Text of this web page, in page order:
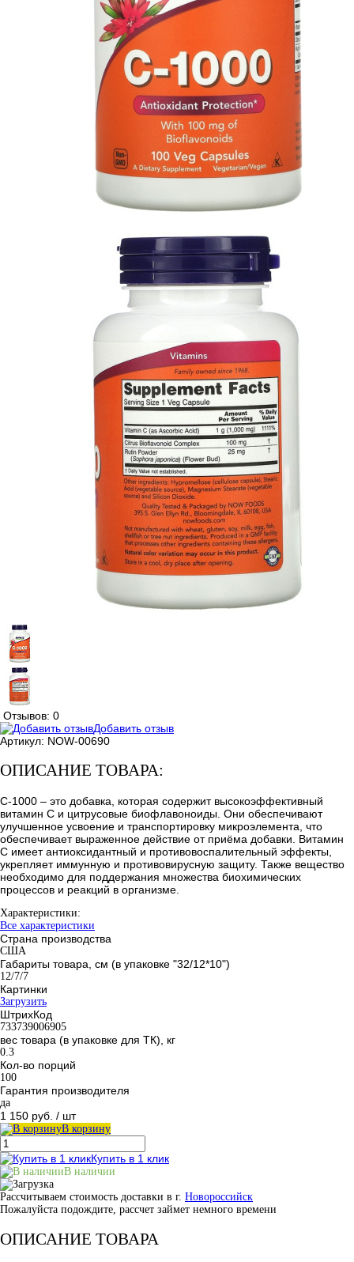
Отзывов: 0
Добавить отзыв
Артикул: NOW-00690
ОПИСАНИЕ ТОВАРА:
C-1000 – это добавка, которая содержит высокоэффективный
витамин С и цитрусовые биофлавоноиды. Они обеспечивают
улучшенное усвоение и транспортировку микроэлемента, что
обеспечивает выраженное действие от приёма добавки. Витамин
С имеет антиоксидантный и противовоспалительный эффекты,
укрепляет иммунную и противовирусную защиту. Также вещество
необходимо для поддержания множества биохимических
процессов и реакций в организме.
Характеристики:
Все характеристики
Страна производства
США
Габариты товара, см (в упаковке "32/12*10")
12/7/7
Картинки
Загрузить
ШтрихКод
733739006905
вес товара (в упаковке для ТК), кг
0.3
Кол-во порций
100
Гарантия производителя
да
1 150 руб. / шт
В корзину
Купить в 1 клик
В наличии
Рассчитываем стоимость доставки в г. Новороссийск
Пожалуйста подождите, рассчет займет немного времени
ОПИСАНИЕ ТОВАРА